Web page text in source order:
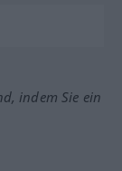
indem Sie ein